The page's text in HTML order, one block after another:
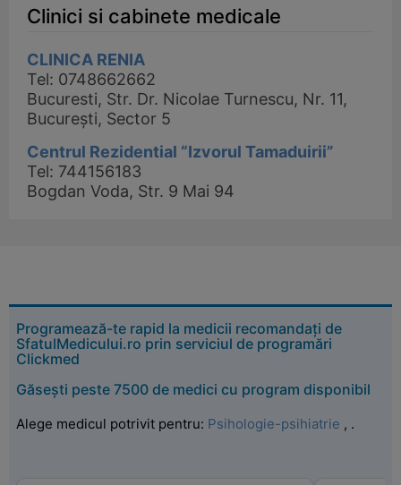
Clinici si cabinete medicale
CLINICA RENIA
Tel: 0748662662
Bucuresti, Str. Dr. Nicolae Turnescu, Nr. 11,
București, Sector 5
Centrul Rezidential “Izvorul Tamaduirii”
Tel: 744156183
Bogdan Voda, Str. 9 Mai 94
Programează-te rapid la medicii recomandați de
SfatulMedicului.ro prin serviciul de programări
Clickmed
Găsești peste 7500 de medici cu program disponibil
Alege medicul potrivit pentru: Psihologie-psihiatrie , .